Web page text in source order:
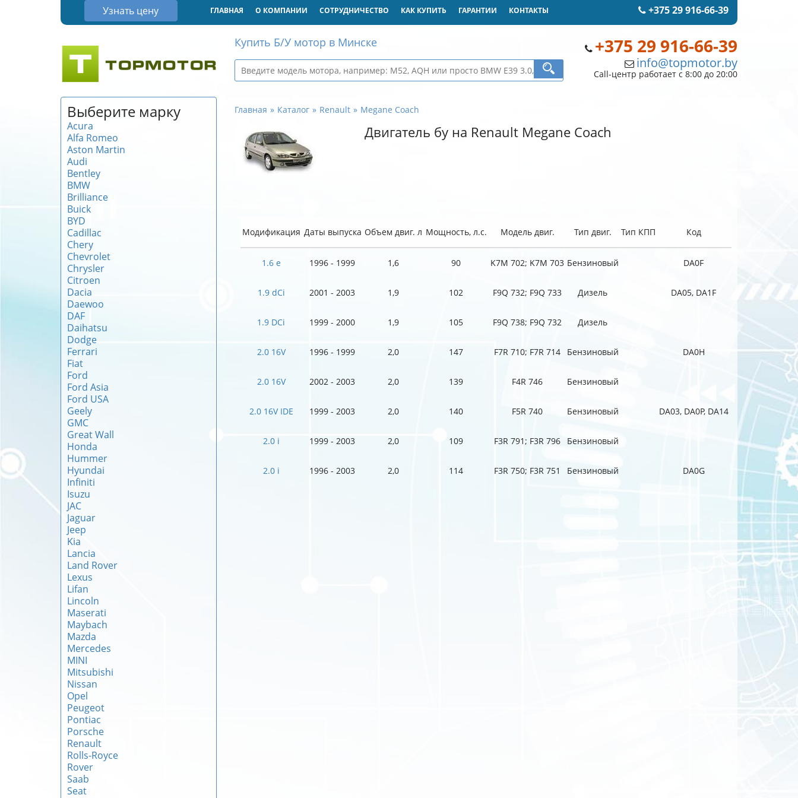
Узнать цену +375 29 916-66-39
ГЛАВНАЯ О КОМПАНИИ СОТРУДНИЧЕСТВО КАК КУПИТЬ ГАРАНТИИ КОНТАКТЫ
+375 29 916-66-39
info@topmotor.by
Call-центр работает с 8:00 до 20:00
Купить Б/У мотор в Минске
Выберите марку
Acura
Alfa Romeo
Aston Martin
Audi
Bentley
BMW
Brilliance
Buick
BYD
Cadillac
Chery
Chevrolet
Chrysler
Citroen
Dacia
Daewoo
DAF
Daihatsu
Dodge
Ferrari
Fiat
Ford
Ford Asia
Ford USA
Geely
GMC
Great Wall
Honda
Hummer
Hyundai
Infiniti
Isuzu
JAC
Jaguar
Jeep
Kia
Lancia
Land Rover
Lexus
Lifan
Lincoln
Maserati
Maybach
Mazda
Mercedes
MINI
Mitsubishi
Nissan
Opel
Peugeot
Pontiac
Porsche
Renault
Rolls-Royce
Rover
Saab
Seat
Главная Каталог Renault Megane Coach
Двигатель бу на Renault Megane Coach
Модификация Даты выпуска Объем двиг. л Мощность, л.с. Модель двиг. Тип двиг. Тип КПП Код
1.6 e 1996 - 1999 1,6 90 K7M 702; K7M 703 Бензиновый DA0F
1.9 dCi 2001 - 2003 1,9 102 F9Q 732; F9Q 733 Дизель DA05, DA1F
1.9 DCi 1999 - 2000 1,9 105 F9Q 738; F9Q 732 Дизель
2.0 16V 1996 - 1999 2,0 147 F7R 710; F7R 714 Бензиновый DA0H
2.0 16V 2002 - 2003 2,0 139 F4R 746 Бензиновый
2.0 16V IDE 1999 - 2003 2,0 140 F5R 740 Бензиновый DA03, DA0P, DA14
2.0 i 1999 - 2003 2,0 109 F3R 791; F3R 796 Бензиновый
2.0 i 1996 - 2003 2,0 114 F3R 750; F3R 751 Бензиновый DA0G